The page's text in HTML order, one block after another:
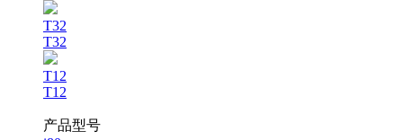
T32
T32
T12
T12
产品型号